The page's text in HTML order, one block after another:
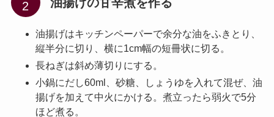
油揚げはキッチンペーパーで余分な油をふきとり、
縦半分に切り、横に1cm幅の短冊状に切る。
長ねぎは斜め薄切りにする。
小鍋にだし60ml、砂糖、しょうゆを入れて混ぜ、油
揚げを加えて中火にかける。煮立ったら弱火で5分
ほど煮る。